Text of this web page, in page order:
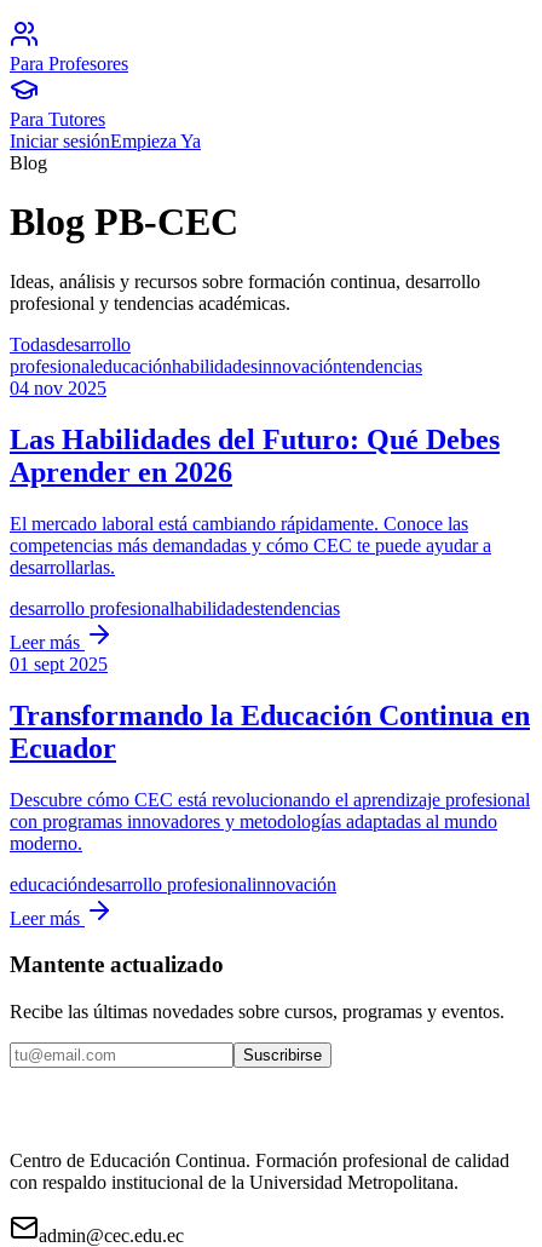
Para Profesores
Para Tutores
Iniciar sesiónEmpieza Ya
Blog
Blog PB-CEC
Ideas, análisis y recursos sobre formación continua, desarrollo
profesional y tendencias académicas.
Todasdesarrollo
profesionaleducaciónhabilidadesinnovacióntendencias
04 nov 2025
Las Habilidades del Futuro: Qué Debes
Aprender en 2026
El mercado laboral está cambiando rápidamente. Conoce las
competencias más demandadas y cómo CEC te puede ayudar a
desarrollarlas.
desarrollo profesionalhabilidadestendencias
Leer más
01 sept 2025
Transformando la Educación Continua en
Ecuador
Descubre cómo CEC está revolucionando el aprendizaje profesional
con programas innovadores y metodologías adaptadas al mundo
moderno.
educacióndesarrollo profesionalinnovación
Leer más
Mantente actualizado
Recibe las últimas novedades sobre cursos, programas y eventos.
Suscribirse
Centro de Educación Continua. Formación profesional de calidad
con respaldo institucional de la Universidad Metropolitana.
admin@cec.edu.ec